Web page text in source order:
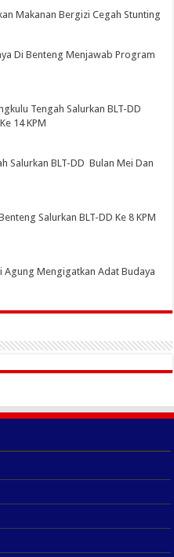
Makanan Bergizi Cegah Stunting
Di Benteng Menjawab Program
Tengah Salurkan BLT-DD
14 KPM
Salurkan BLT-DD Bulan Mei Dan
Salurkan BLT-DD Ke 8 KPM
Agung Mengigatkan Adat Budaya